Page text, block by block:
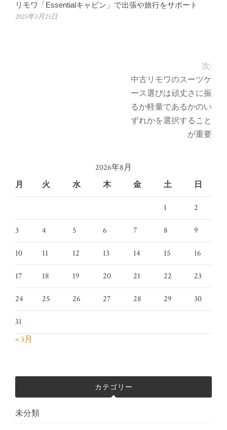
リモワ「Essentialキャビン」で出張や旅行をサポート
2025年3月25日
次:
中古リモワのスーツケ
ース選びは頑丈さに振
るか軽量であるかのい
ずれかを選択すること
が重要
2026年8月
月
火 水 木 金 土 日
1 2
3 4 5 6 7 8 9
10 11 12 13 14 15 16
17 18 19 20 21 22 23
24 25 26 27 28 29 30
31
« 3月
カテゴリー
未分類